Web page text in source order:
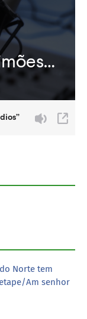
Norte tem
Am senhor